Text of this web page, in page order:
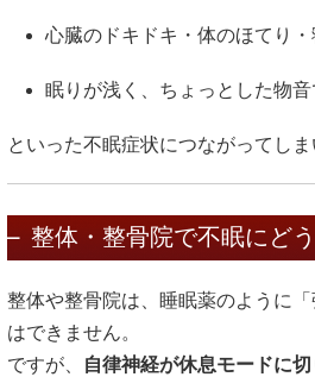
心臓のドキドキ・体のほてり
眠りが浅く、ちょっとした物
といった不眠症状につながってしま
整体・整骨院で不眠にど
整体や整骨院は、睡眠薬のように
はできません。
ですが、
自律神経が休息モードに